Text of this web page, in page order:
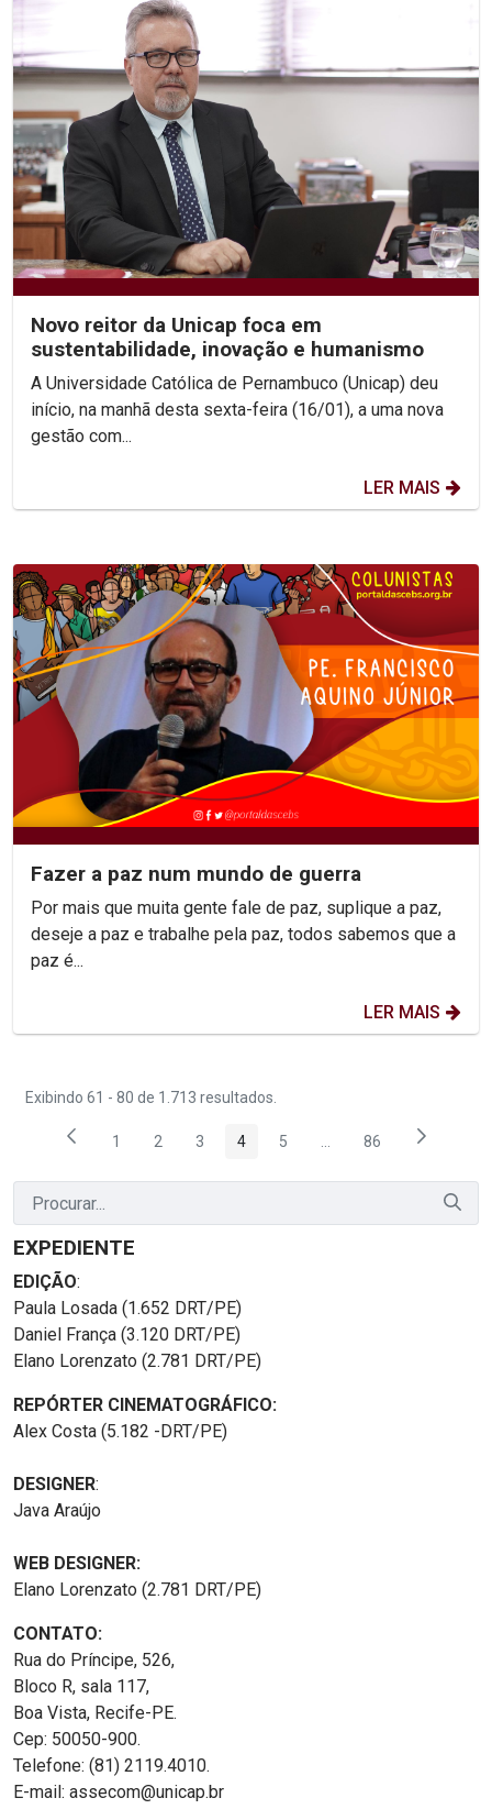
Novo reitor da Unicap foca em
sustentabilidade, inovação e humanismo
A Universidade Católica de Pernambuco (Unicap) deu
início, na manhã desta sexta-feira (16/01), a uma nova
gestão com...
LER MAIS
Fazer a paz num mundo de guerra
Por mais que muita gente fale de paz, suplique a paz,
deseje a paz e trabalhe pela paz, todos sabemos que a
paz é...
LER MAIS
Exibindo 61 - 80 de 1.713 resultados.
Página
1 Página
2 Página
3 Página
4 Página
5 Páginas intermediárias
Página
86
EXPEDIENTE
EDIÇÃO:
Paula Losada (1.652 DRT/PE)
Daniel França (3.120 DRT/PE)
Elano Lorenzato (2.781 DRT/PE)
REPÓRTER CINEMATOGRÁFICO:
Alex Costa (5.182 -DRT/PE)
DESIGNER:
Java Araújo
WEB DESIGNER:
Elano Lorenzato (2.781 DRT/PE)
CONTATO:
Rua do Príncipe, 526,
Bloco R, sala 117,
Boa Vista, Recife-PE.
Cep: 50050-900.
Telefone: (81) 2119.4010.
E-mail: assecom@unicap.br